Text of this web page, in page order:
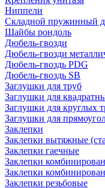
Ниппели
Складной пружинный
Шайбы рондоль
Дюбель-гвозди
Дюбель-гвозди
Дюбель-гвоздь PDG
Дюбель-гвоздь SB
Заглушки для труб
Заглушки для
Заглушки для круглых
Заглушки для
Заклепки
Заклепки вытяжные
Заклепки гаечные
Заклепки
Заклепки
Заклепки резьбовые